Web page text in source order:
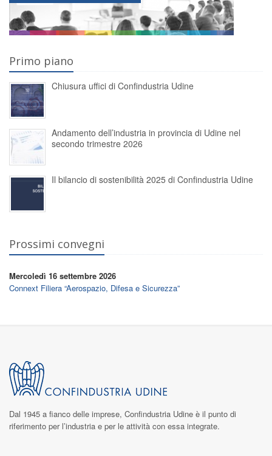
Primo piano
Chiusura uffici di Confindustria Udine
Andamento dell’industria in provincia di Udine nel
secondo trimestre 2026
Il bilancio di sostenibilità 2025 di Confindustria Udine
Prossimi convegni
Mercoledì 16 settembre 2026
Connext Filiera “Aerospazio, Difesa e Sicurezza”
Dal 1945 a fianco delle imprese, Confindustria Udine è il punto di
riferimento per l’industria e per le attività con essa integrate.